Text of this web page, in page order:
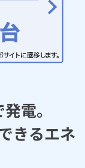
電。
きるエネ